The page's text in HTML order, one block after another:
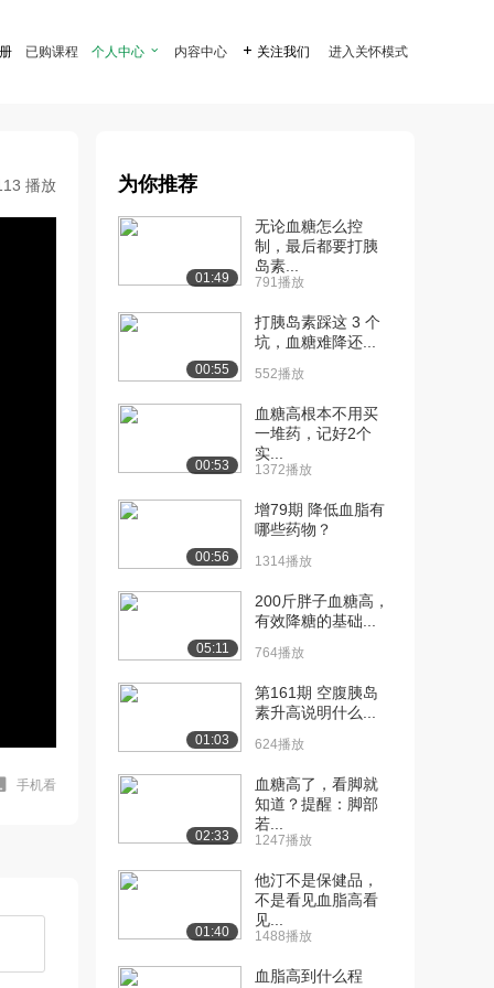
已购课程 个人中心  内容中心  关注我们 进入关怀模式
播放
手机看
为你推荐
01:49
无论血糖怎么控
制，最后都要打胰
岛素...
791播放
00:55
打胰岛素踩这 3 个
坑，血糖难降还...
552播放
00:53
血糖高根本不用买
一堆药，记好2个
实...
1372播放
00:56
增79期 降低血脂有
哪些药物？
1314播放
05:11
200斤胖子血糖高，
有效降糖的基础...
764播放
01:03
第161期 空腹胰岛
素升高说明什么...
624播放
02:33
血糖高了，看脚就
知道？提醒：脚部
若...
1247播放
01:40
他汀不是保健品，
不是看见血脂高看
见...
1488播放
血脂高到什么程